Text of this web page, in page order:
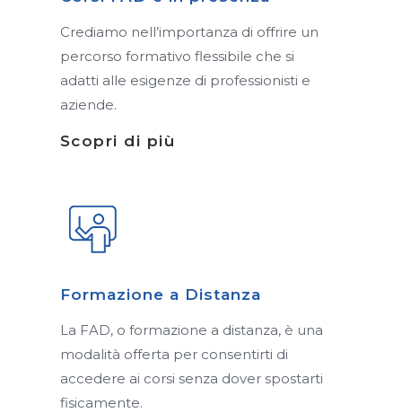
Crediamo nell’importanza di offrire un
percorso formativo flessibile che si
adatti alle esigenze di professionisti e
aziende.
Scopri di più
Formazione a Distanza
La FAD, o formazione a distanza, è una
modalità offerta per consentirti di
accedere ai corsi senza dover spostarti
fisicamente.